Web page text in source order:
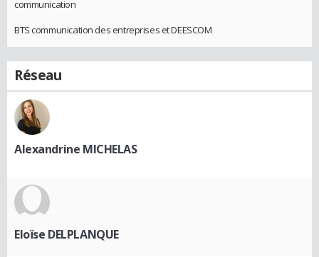
communication
BTS communication des entreprises et DEESCOM
Réseau
Alexandrine MICHELAS
Eloïse DELPLANQUE